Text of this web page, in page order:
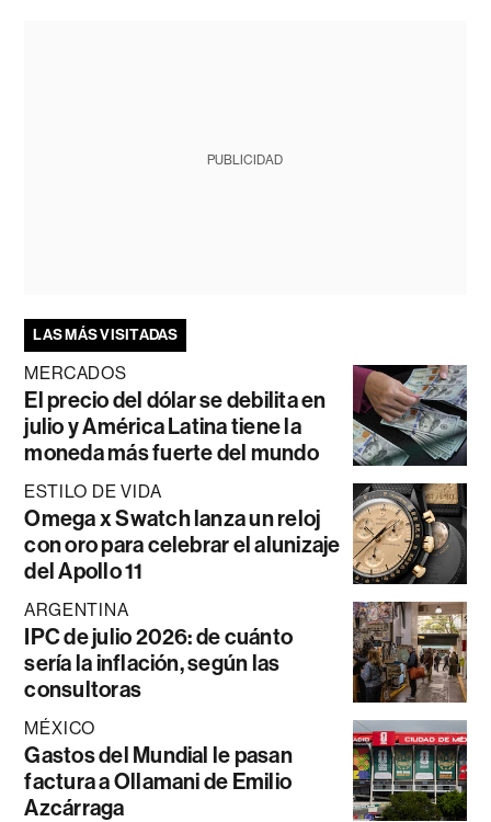
PUBLICIDAD
LAS MÁS VISITADAS
MERCADOS
El precio del dólar se debilita en
julio y América Latina tiene la
moneda más fuerte del mundo
ESTILO DE VIDA
Omega x Swatch lanza un reloj
con oro para celebrar el alunizaje
del Apollo 11
ARGENTINA
IPC de julio 2026: de cuánto
sería la inflación, según las
consultoras
MÉXICO
Gastos del Mundial le pasan
factura a Ollamani de Emilio
Azcárraga